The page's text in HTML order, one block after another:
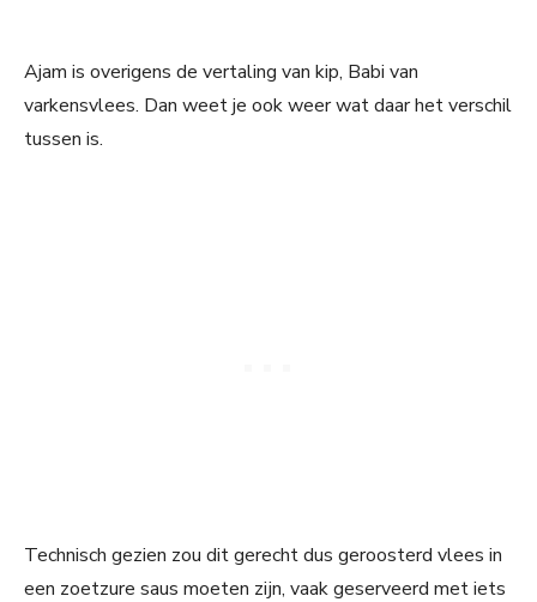
Ajam is overigens de vertaling van kip, Babi van
varkensvlees. Dan weet je ook weer wat daar het verschil
tussen is.
Technisch gezien zou dit gerecht dus geroosterd vlees in
een zoetzure saus moeten zijn, vaak geserveerd met iets